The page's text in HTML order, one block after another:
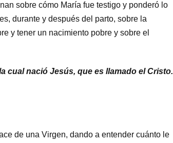
sobre cómo María fue testigo y ponderó lo
durante y después del parto, sobre la
y tener un nacimiento pobre y sobre el
cual nació Jesús, que es llamado el Cristo.
de una Virgen, dando a entender cuánto le